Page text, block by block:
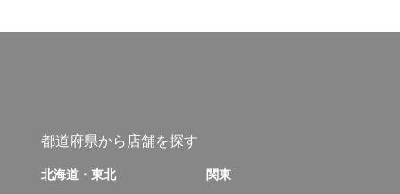
都道府県から店舗を探す
北海道・東北 関東